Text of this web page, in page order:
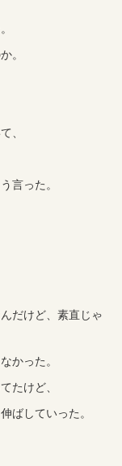
。
、
言った。
だけど、素直じゃ
かった。
たけど、
ばしていった。